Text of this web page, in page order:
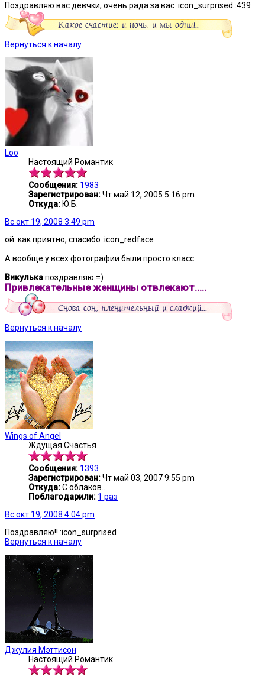
Поздравляю вас девчки, очень рада за вас :icon_surprised :439
Вернуться к началу
Loo
Настоящий Романтик
Сообщения: 1983
Зарегистрирован:Чт май 12, 2005 5:16 pm
Откуда: Ю.Б.
Вс окт 19, 2008 3:49 pm
ой..как приятно, спасибо :icon_redface
А вообще у всех фотографии были просто класс
Викулькапоздравляю =)
Привлекательные женщины отвлекают.....
Вернуться к началу
Wings of Angel
Ждущая Счастья
Сообщения: 1393
Зарегистрирован:Чт май 03, 2007 9:55 pm
Откуда:С облаков...
Поблагодарили: 1 раз
Вс окт 19, 2008 4:04 pm
Поздравляю!! :icon_surprised
Вернуться к началу
Джулия Мэттисон
Настоящий Романтик